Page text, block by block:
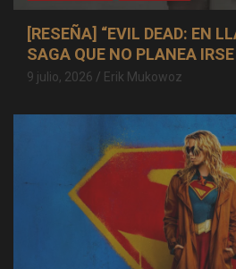
[RESEÑA] “EVIL DEAD: EN
SAGA QUE NO PLANEA
9 julio, 2026 Erik Mukowoz